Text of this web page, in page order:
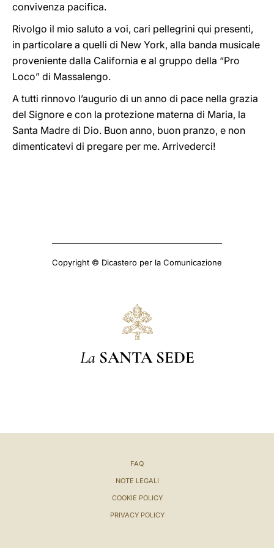
convivenza pacifica.
Rivolgo il mio saluto a voi, cari pellegrini qui presenti,
in particolare a quelli di New York, alla banda musicale
proveniente dalla California e al gruppo della “Pro
Loco” di Massalengo.
A tutti rinnovo l’augurio di un anno di pace nella grazia
del Signore e con la protezione materna di Maria, la
Santa Madre di Dio. Buon anno, buon pranzo, e non
dimenticatevi di pregare per me. Arrivederci!
Copyright © Dicastero per la Comunicazione
La SANTA SEDE
FAQ
NOTE LEGALI
COOKIE POLICY
PRIVACY POLICY